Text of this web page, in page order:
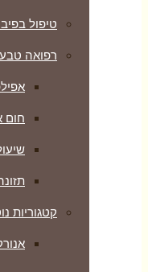
טיפול
רפואה
חום
קטגוריות